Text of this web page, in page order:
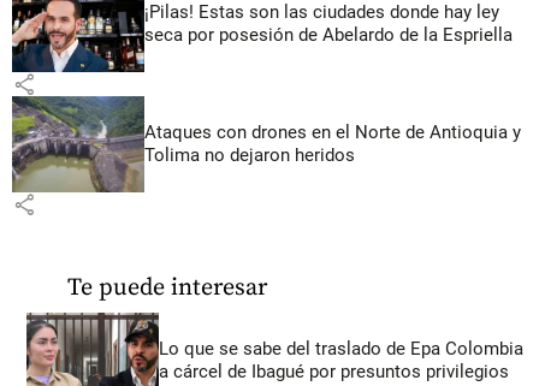
¡Pilas! Estas son las ciudades donde hay ley
seca por posesión de Abelardo de la Espriella
share
Ataques con drones en el Norte de Antioquia y
Tolima no dejaron heridos
share
Te puede interesar
Lo que se sabe del traslado de Epa Colombia
a cárcel de Ibagué por presuntos privilegios